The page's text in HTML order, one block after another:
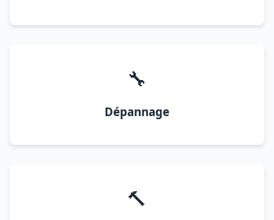
🔧
Dépannage
🔨